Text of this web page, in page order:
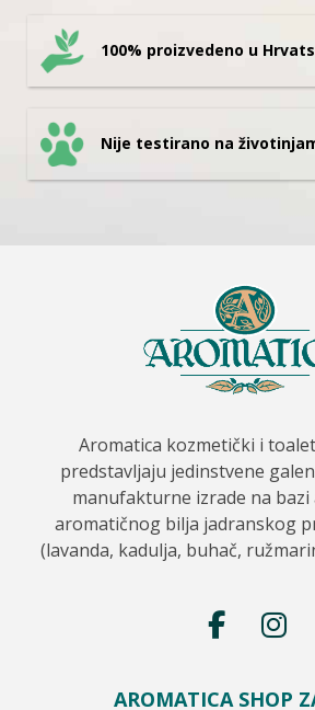
100% proizvedeno u
Nije testirano na
Aromatica kozmetički i
predstavljaju jedinstvene
manufakturne izrade na
aromatičnog bilja jadranskog
(lavanda, kadulja, buhač,
AROMATICA SHOP